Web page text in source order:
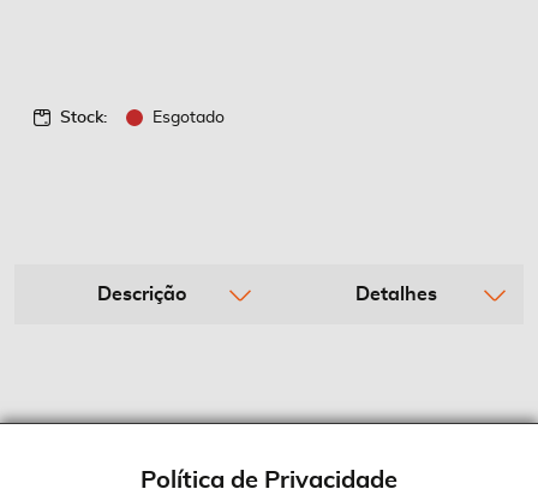
Stock: Esgotado
Descrição Detalhes
Política de Privacidade